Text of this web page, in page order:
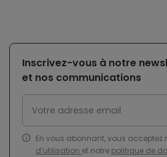
Inscrivez-vous à notre
et nos communications
En vous abonnant, vous acceptez
d’utilisation et notre politique de